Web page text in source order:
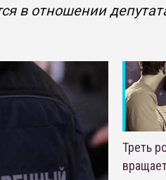
в отношении
Треть